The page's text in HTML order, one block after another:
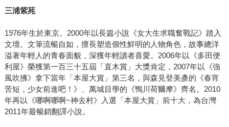
三浦紫苑
1976年生於東京。2000年以長篇小說《女大生求職奮戰記》踏入
文壇。文筆流暢自如，擅長塑造個性鮮明的人物角色，故事總洋
溢著年輕人的青春面貌，深獲年輕讀者喜愛。2006年以《多田便
利屋》榮獲第一百三十五屆「直木賞」大獎肯定，2007年以《強
風吹拂》拿下當年「本屋大賞」第三名，與森見登美彥的《春宵
苦短，少女前進吧！》、萬城目學的《鴨川荷爾摩》齊名。2010
年再以《哪啊哪啊~神去村》入選「本屋大賞」前十大，為台灣
2011年最暢銷翻譯小說。